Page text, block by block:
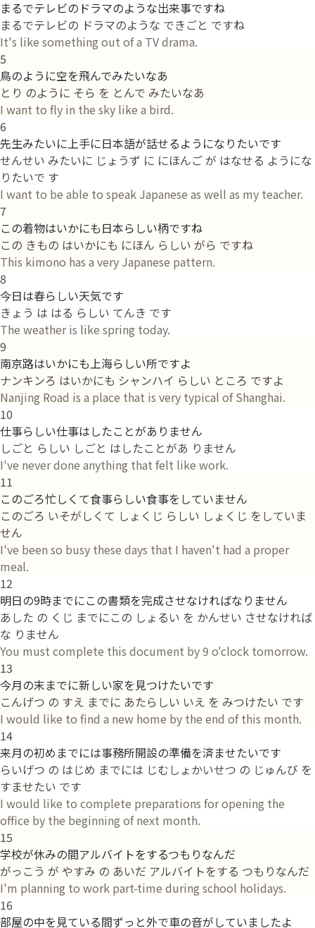
まるでテレビのドラマのような出来事ですね
まるでテレビの ドラマのような できごと ですね
It's like something out of a TV drama.
5
鳥のように空を飛んでみたいなあ
とり のように そら を とんで みたいなあ
I want to fly in the sky like a bird.
6
先生みたいに上手に日本語が話せるようになりたいです
せんせい みたいに じょうず に にほんご が はなせる ようにな
りたいで す
I want to be able to speak Japanese as well as my teacher.
7
この着物はいかにも日本らしい柄ですね
この きもの はいかにも にほん らしい がら ですね
This kimono has a very Japanese pattern.
8
今日は春らしい天気です
きょう は はる らしい てんき です
The weather is like spring today.
9
南京路はいかにも上海らしい所ですよ
ナンキンろ はいかにも シャンハイ らしい ところ ですよ
Nanjing Road is a place that is very typical of Shanghai.
10
仕事らしい仕事はしたことがありません
しごと らしい しごと はしたことがあ りません
I've never done anything that felt like work.
11
このごろ忙しくて食事らしい食事をしていません
このごろ いそがしくて しょくじ らしい しょくじ をしていま
せん
I've been so busy these days that I haven't had a proper
meal.
12
明日の9時までにこの書類を完成させなければなりません
あした の くじ までにこの しょるい を かんせい させなければ
な りません
You must complete this document by 9 o'clock tomorrow.
13
今月の末までに新しい家を見つけたいです
こんげつ の すえ までに あたらしい いえ を みつけたい です
I would like to find a new home by the end of this month.
14
来月の初めまでには事務所開設の準備を済ませたいです
らいげつ の はじめ までには じむしょかいせつ の じゅんび を
すませたい です
I would like to complete preparations for opening the
office by the beginning of next month.
15
学校が休みの間アルバイトをするつもりなんだ
がっこう が やすみ の あいだ アルバイトをする つもりなんだ
I'm planning to work part-time during school holidays.
16
部屋の中を見ている間ずっと外で車の音がしていましたよ